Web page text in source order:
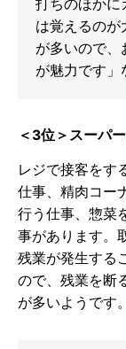
は覚えるのが
が多いので
が魅力です」
＜3位＞スーパ
レジで接客をす
仕事、精肉コー
行う仕事、惣菜
事があります。
残業が発生する
ので、残業を断
が多いようです。